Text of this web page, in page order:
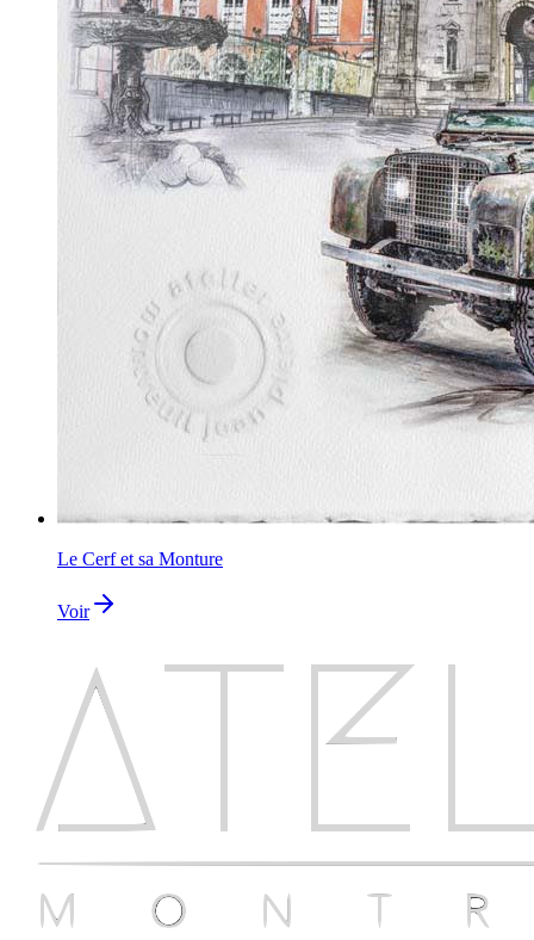
Le Cerf et sa Monture
Voir